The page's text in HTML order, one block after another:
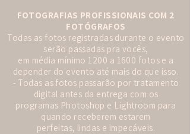
FOTOGRAFIAS PROFISSIONAIS COM 2
FOTÓGRAFOS
Todas as fotos registradas durante o evento
serão passadas pra vocês,
em média mínimo 1200 a 1600 fotos e a
depender do evento até mais do que isso.
- Todas as fotos passarão por tratamento
digital antes da entrega com os
programas Photoshop e Lightroom para
quando receberem estarem
perfeitas, lindas e impecáveis.